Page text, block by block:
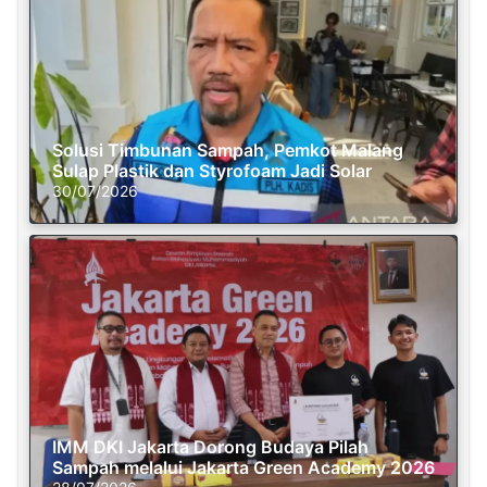
Solusi Timbunan Sampah, Pemkot Malang
Sulap Plastik dan Styrofoam Jadi Solar
30/07/2026
IMM DKI Jakarta Dorong Budaya Pilah
Sampah melalui Jakarta Green Academy 2026